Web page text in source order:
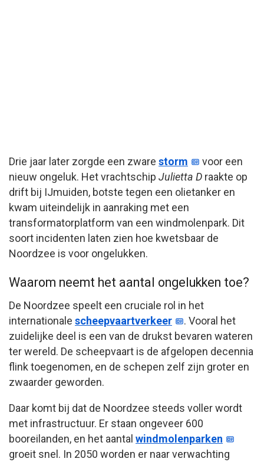
Drie jaar later zorgde een zware storm
voor een
nieuw ongeluk. Het vrachtschip Julietta D raakte op
drift bij IJmuiden, botste tegen een olietanker en
kwam uiteindelijk in aanraking met een
transformatorplatform van een windmolenpark. Dit
soort incidenten laten zien hoe kwetsbaar de
Noordzee is voor ongelukken.
Waarom neemt het aantal ongelukken toe?
De Noordzee speelt een cruciale rol in het
internationale scheepvaartverkeer
. Vooral het
zuidelijke deel is een van de drukst bevaren wateren
ter wereld. De scheepvaart is de afgelopen decennia
flink toegenomen, en de schepen zelf zijn groter en
zwaarder geworden.
Daar komt bij dat de Noordzee steeds voller wordt
met infrastructuur. Er staan ongeveer 600
booreilanden, en het aantal windmolenparken
groeit snel. In 2050 worden er naar verwachting